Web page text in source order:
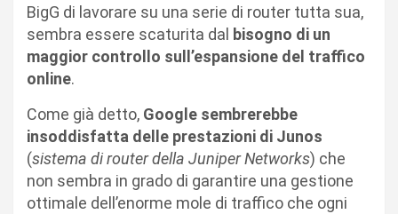
BigG di lavorare su una serie di router tutta sua,
sembra essere scaturita dal bisogno di un
maggior controllo sull’espansione del traffico
online.
Come già detto, Google sembrerebbe
insoddisfatta delle prestazioni di Junos
(sistema di router della Juniper Networks) che
non sembra in grado di garantire una gestione
ottimale dell’enorme mole di traffico che ogni